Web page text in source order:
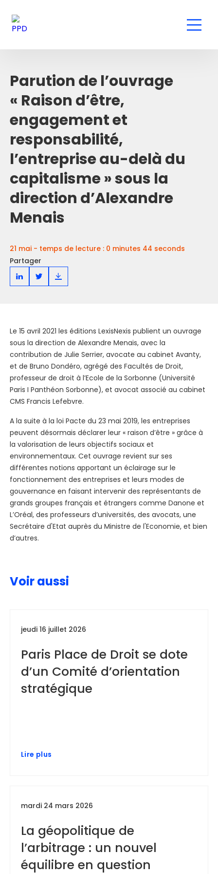
Parution de l’ouvrage
« Raison d’être,
engagement et
responsabilité,
l’entreprise au-delà du
capitalisme » sous la
direction d’Alexandre
Menais
21 mai - temps de lecture : 0 minutes 44 seconds
Partager
Le 15 avril 2021 les éditions LexisNexis publient un ouvrage
sous la direction de Alexandre Menais, avec la
contribution de Julie Serrier, avocate au cabinet Avanty,
et de Bruno Dondéro, agrégé des Facultés de Droit,
professeur de droit à l’Ecole de la Sorbonne (Université
Paris I Panthéon Sorbonne), et avocat associé au cabinet
CMS Francis Lefebvre.
A la suite à la loi Pacte du 23 mai 2019, les entreprises
peuvent désormais déclarer leur « raison d’être » grâce à
la valorisation de leurs objectifs sociaux et
environnementaux. Cet ouvrage revient sur ses
différentes notions apportant un éclairage sur le
fonctionnement des entreprises et leurs modes de
gouvernance en faisant intervenir des représentants de
grands groupes français et étrangers comme Danone et
L’Oréal, des professeurs d’universités, des avocats, une
Secrétaire d'Etat auprès du Ministre de l'Economie, et bien
d’autres.
Voir aussi
jeudi 16 juillet 2026
Paris Place de Droit se dote
d’un Comité d’orientation
stratégique
Lire plus
mardi 24 mars 2026
La géopolitique de
l’arbitrage : un nouvel
équilibre en question